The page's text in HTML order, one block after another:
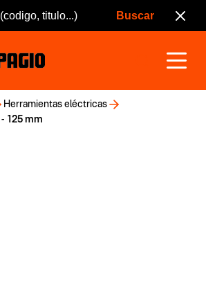
Herramientas eléctricas
125 mm